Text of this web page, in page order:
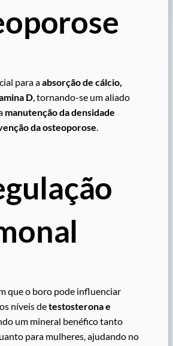
para aabsorção de cálcio,
D , tornando-se um aliado
manutenção da densidade
da osteoporose
que o boro pode influenciar
níveis detestosterona e
um mineral benéfico tanto
para mulheres, ajudando no